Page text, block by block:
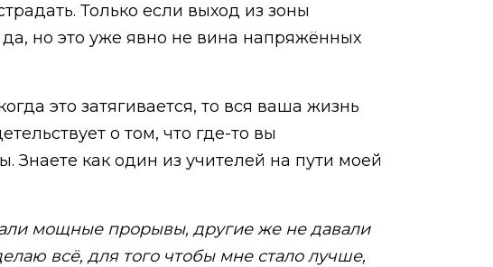
Только если выход из зоны
но это уже явно не вина напряжённых
это затягивается, то вся ваша жизнь
о том, что где-то вы
как один из учителей на пути моей
мощные прорывы, другие же не давали
всё, для того чтобы мне стало лучше,